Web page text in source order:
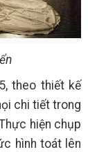
theo thiết kế
chi tiết trong
hiện chụp
hình toát lên